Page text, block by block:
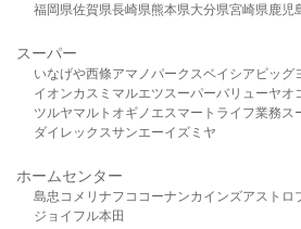
福岡県佐賀県長崎県熊本県大分県宮崎県鹿児
スーパー
いなげや西條アマノパークスベイシア ビッグ
イオンカスミ マルエツスーパーバリューヤオ
ツルヤマルト オギノ エスマート ライフ業務ス
ダイレックスサンエーイズミヤ
ホームセンター
島忠 コメリ ナフコ コーナンカインズアストロ
ジョイフル本田